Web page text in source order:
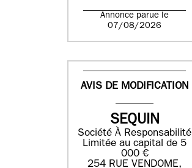
Annonce parue le
07/08/2026
AVIS DE MODIFICATION
SEQUIN
Société À Responsabilité
Limitée au capital de 5
000 €
254 RUE VENDOME,